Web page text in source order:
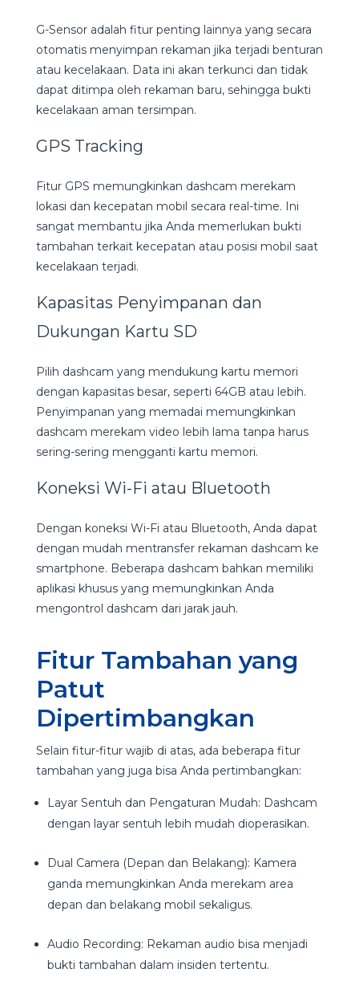
G-Sensor adalah fitur penting lainnya yang secara
otomatis menyimpan rekaman jika terjadi benturan
atau kecelakaan. Data ini akan terkunci dan tidak
dapat ditimpa oleh rekaman baru, sehingga bukti
kecelakaan aman tersimpan.
GPS Tracking
Fitur GPS memungkinkan dashcam merekam
lokasi dan kecepatan mobil secara real-time. Ini
sangat membantu jika Anda memerlukan bukti
tambahan terkait kecepatan atau posisi mobil saat
kecelakaan terjadi.
Kapasitas Penyimpanan dan
Dukungan Kartu SD
Pilih dashcam yang mendukung kartu memori
dengan kapasitas besar, seperti 64GB atau lebih.
Penyimpanan yang memadai memungkinkan
dashcam merekam video lebih lama tanpa harus
sering-sering mengganti kartu memori.
Koneksi Wi-Fi atau Bluetooth
Dengan koneksi Wi-Fi atau Bluetooth, Anda dapat
dengan mudah mentransfer rekaman dashcam ke
smartphone. Beberapa dashcam bahkan memiliki
aplikasi khusus yang memungkinkan Anda
mengontrol dashcam dari jarak jauh.
Fitur Tambahan yang
Patut
Dipertimbangkan
Selain fitur-fitur wajib di atas, ada beberapa fitur
tambahan yang juga bisa Anda pertimbangkan:
Layar Sentuh dan Pengaturan Mudah: Dashcam
dengan layar sentuh lebih mudah dioperasikan.
Dual Camera (Depan dan Belakang): Kamera
ganda memungkinkan Anda merekam area
depan dan belakang mobil sekaligus.
Audio Recording: Rekaman audio bisa menjadi
bukti tambahan dalam insiden tertentu.